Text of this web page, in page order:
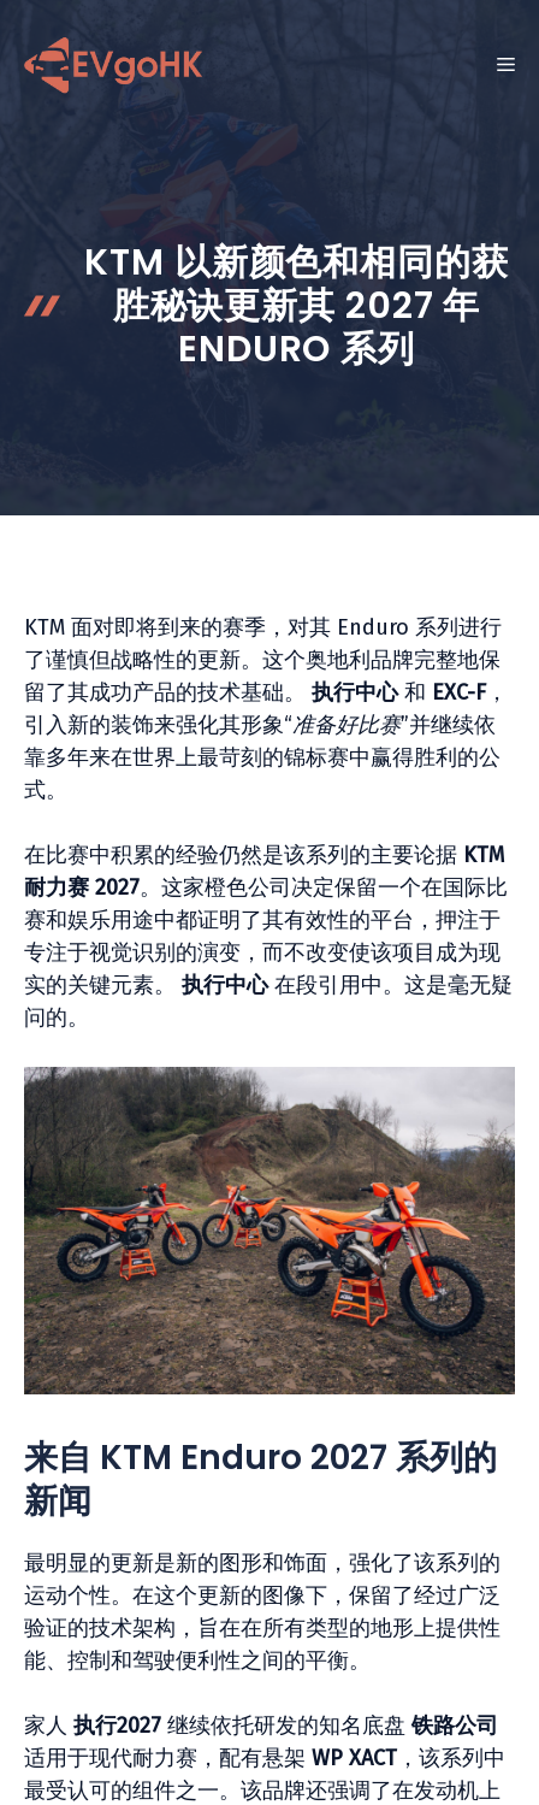
菜
KTM 以新颜色和相同的获
胜秘诀更新其 2027 年
ENDURO 系列
KTM 面对即将到来的赛季，对其 Enduro 系列进行
了谨慎但战略性的更新。这个奥地利品牌完整地保
留了其成功产品的技术基础。 执行中心和 EXC-F，
引入新的装饰来强化其形象“准备好比赛”并继续依
靠多年来在世界上最苛刻的锦标赛中赢得胜利的公
式。
在比赛中积累的经验仍然是该系列的主要论据 KTM
耐力赛 2027。这家橙色公司决定保留一个在国际比
赛和娱乐用途中都证明了其有效性的平台，押注于
专注于视觉识别的演变，而不改变使该项目成为现
实的关键元素。 执行中心在段引用中。这是毫无疑
问的。
来自 KTM Enduro 2027 系列的
新闻
最明显的更新是新的图形和饰面，强化了该系列的
运动个性。在这个更新的图像下，保留了经过广泛
验证的技术架构，旨在在所有类型的地形上提供性
能、控制和驾驶便利性之间的平衡。
家人 执行2027 继续依托研发的知名底盘铁路公司
适用于现代耐力赛，配有悬架 WP XACT，该系列中
最受认可的组件之一。该品牌还强调了在发动机上